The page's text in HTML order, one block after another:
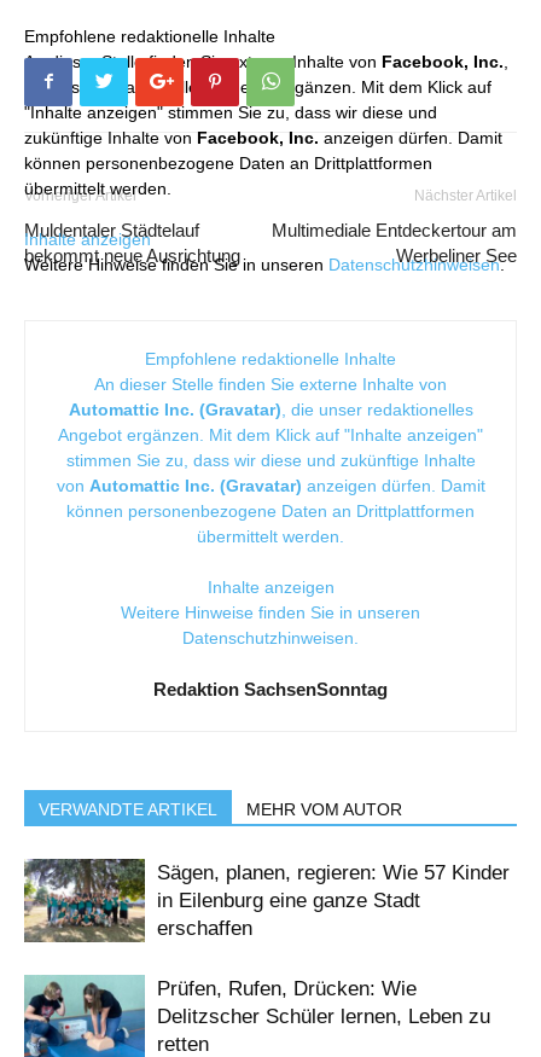
Empfohlene redaktionelle Inhalte
An dieser Stelle finden Sie externe Inhalte von Facebook, Inc.
die unser redaktionelles Angebot ergänzen. Mit dem Klick auf
"Inhalte anzeigen" stimmen Sie zu, dass wir diese und
zukünftige Inhalte von Facebook, Inc. anzeigen dürfen. Damit
können personenbezogene Daten an Drittplattformen
übermittelt werden.
Inhalte anzeigen
Weitere Hinweise finden Sie in unseren Datenschutzhinweisen.
Vorheriger Artikel
Muldentaler Städtelauf
bekommt neue Ausrichtung
Nächster Artikel
Multimediale Entdeckertour am
Werbeliner See
Empfohlene redaktionelle Inhalte
An dieser Stelle finden Sie externe Inhalte von
Automattic Inc. (Gravatar) , die unser redaktionelles
Angebot ergänzen. Mit dem Klick auf "Inhalte anzeigen"
stimmen Sie zu, dass wir diese und zukünftige Inhalte
von Automattic Inc. (Gravatar) anzeigen dürfen. Damit
können personenbezogene Daten an Drittplattformen
übermittelt werden.
Inhalte anzeigen
Weitere Hinweise finden Sie in unseren
Datenschutzhinweisen
Redaktion SachsenSonntag
VERWANDTE ARTIKEL MEHR VOM AUTOR
Sägen, planen, regieren: Wie 57 Kinder
in Eilenburg eine ganze Stadt
erschaffen
Prüfen, Rufen, Drücken: Wie
Delitzscher Schüler lernen, Leben zu
retten